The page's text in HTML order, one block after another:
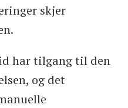
skjer
har tilgang til den
og det